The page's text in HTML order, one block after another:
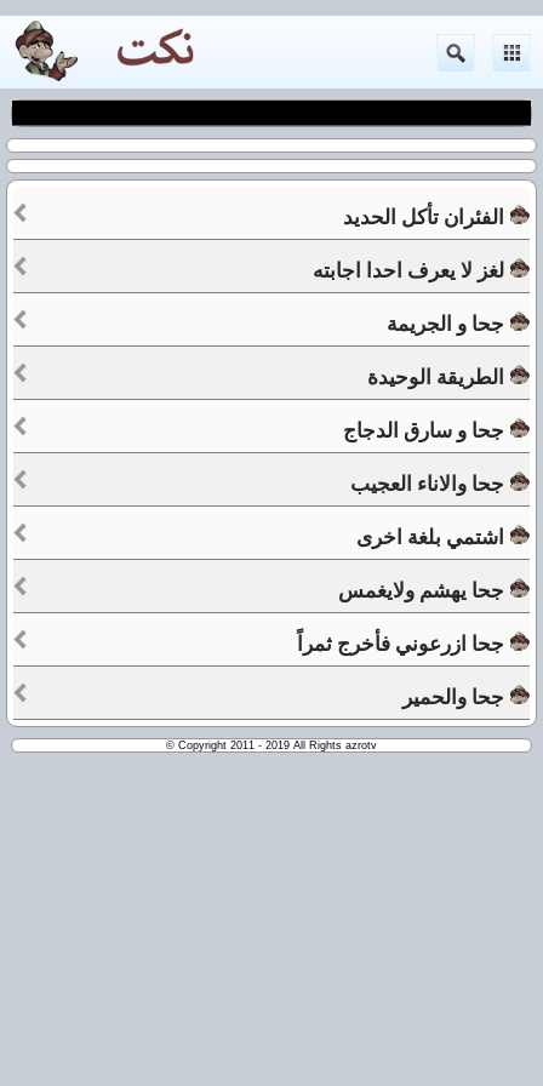
الفئران تأكل الحديد
لغز لا يعرف احدا اجابته
جحا و الجريمة
الطريقة الوحيدة
جحا و سارق الدجاج
جحا والاناء العجيب
اشتمي بلغة اخرى
جحا يهشم ولايغمس
جحا ازرعوني فأخرج ثمراً
جحا والحمير
© Copyright 2011 - 2019 All Rights azrotv